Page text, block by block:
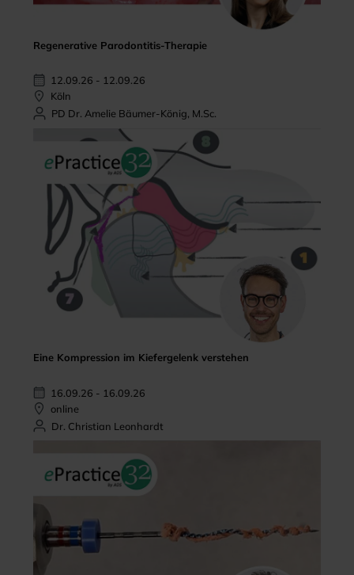
Regenerative Parodontitis-Therapie
12.09.26 - 12.09.26
Köln
PD Dr. Amelie Bäumer-König, M.Sc.
Eine Kompression im Kiefergelenk verstehen
16.09.26 - 16.09.26
online
Dr. Christian Leonhardt